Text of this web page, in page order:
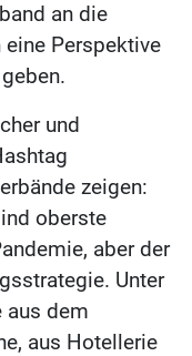
an die
Perspektive
und
zeigen:
oberste
aber der
Unter
aus dem
aus Hotellerie